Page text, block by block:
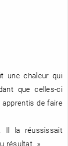
une chaleur qui
que celles-ci
de faire
Il la réussissait
résultat. »